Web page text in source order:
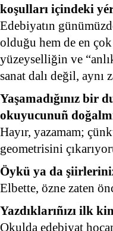
koşulları içindeki
Edebiyatın
olduğu hem de en
yüzeyselliğin ve
sanat dalı değil, aynı
Yaşamadığınız bir
okuyucunuñ
Hayır, yazamam;
geometrisini
Öykü ya da
Elbette, özne zaten
Yazdıklarıñızı ilk
Okulda edebiyat